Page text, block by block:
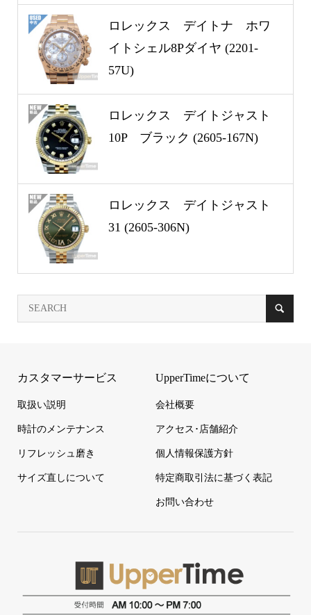
ロレックス デイトナ ホワ
イトシェル8Pダイヤ (2201-
57U)
ロレックス デイトジャスト
10P ブラック (2605-167N)
ロレックス デイトジャスト
31 (2605-306N)
カスタマーサービス
取扱い説明
時計のメンテナンス
リフレッシュ磨き
サイズ直しについて
UpperTimeについて
会社概要
アクセス･店舗紹介
個人情報保護方針
特定商取引法に基づく表記
お問い合わせ